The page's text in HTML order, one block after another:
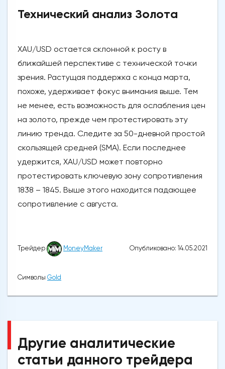
Технический анализ Золота
XAU/USD остается склонной к росту в
ближайшей перспективе с технической точки
зрения. Растущая поддержка с конца марта,
похоже, удерживает фокус внимания выше. Тем
не менее, есть возможность для ослабления цен
на золото, прежде чем протестировать эту
линию тренда. Следите за 50-дневной простой
скользящей средней (SMA). Если последнее
удержится, XAU/USD может повторно
протестировать ключевую зону сопротивления
1838 – 1845. Выше этого находится падающее
сопротивление с августа.
Трейдер MoneyMaker Опубликовано: 14.05.2021
Символы Gold
Другие аналитические
статьи данного трейдера